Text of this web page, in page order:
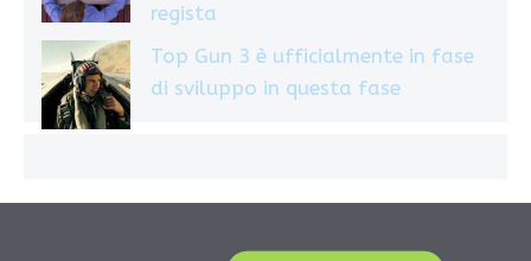
regista
Top Gun 3 è ufficialmente in fase
di sviluppo in questa fase